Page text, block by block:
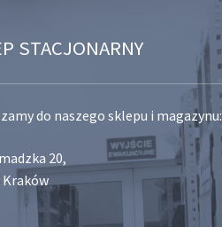
STACJONARNY
do naszego sklepu i magazynu:
20,
Kraków